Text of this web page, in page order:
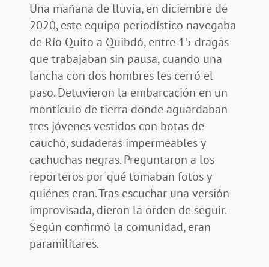
Una mañana de lluvia, en diciembre de
2020, este equipo periodístico navegaba
de Río Quito a Quibdó, entre 15 dragas
que trabajaban sin pausa, cuando una
lancha con dos hombres les cerró el
paso. Detuvieron la embarcación en un
montículo de tierra donde aguardaban
tres jóvenes vestidos con botas de
caucho, sudaderas impermeables y
cachuchas negras. Preguntaron a los
reporteros por qué tomaban fotos y
quiénes eran. Tras escuchar una versión
improvisada, dieron la orden de seguir.
Según confirmó la comunidad, eran
paramilitares.